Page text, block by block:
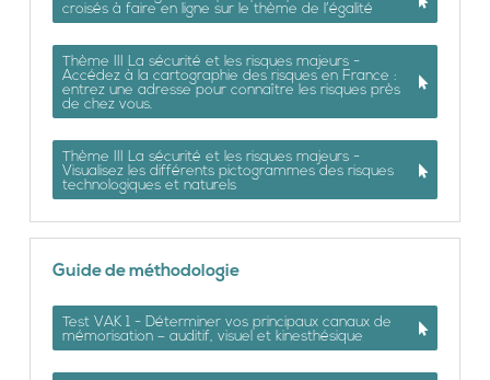
croisés à faire en ligne sur le thème de l’égalité
Thème III La sécurité et les risques majeurs -
Accédez à la cartographie des risques en France :
entrez une adresse pour connaître les risques près
de chez vous.
Thème III La sécurité et les risques majeurs -
Visualisez les différents pictogrammes des risques
technologiques et naturels
Guide de méthodologie
Test VAK 1 - Déterminer vos principaux canaux de
mémorisation – auditif, visuel et kinesthésique